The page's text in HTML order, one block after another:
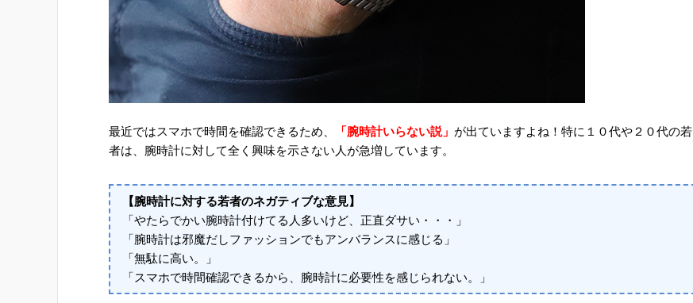
最近ではスマホで時間を確認できるため、 「腕時計いらない説」 が出ていますよね！特に１０代や２０代の若
者は、腕時計に対して全く興味を示さない人が急増しています。
【腕時計に対する若者のネガティブな意見】
「やたらでかい腕時計付けてる人多いけど、正直ダサい・・・」
「腕時計は邪魔だしファッションでもアンバランスに感じる」
「無駄に高い。」
「スマホで時間確認できるから、腕時計に必要性を感じられない。」